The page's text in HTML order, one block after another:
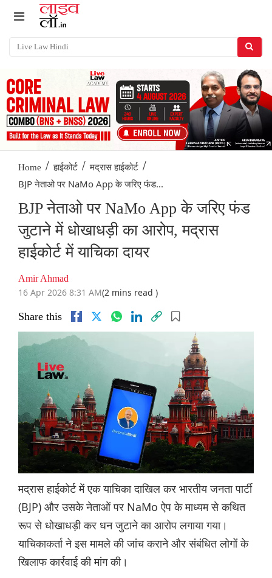
Home / हाईकोर्ट / मद्रास हाईकोर्ट /
BJP नेताओ पर NaMo App के जरिए फंड...
BJP नेताओ पर NaMo App के जरिए फंड
जुटाने में धोखाधड़ी का आरोप, मद्रास
हाईकोर्ट में याचिका दायर
Amir Ahmad
16 Apr 2026 8:31 AM(2 mins read )
Share this
मद्रास हाईकोर्ट में एक याचिका दाखिल कर भारतीय जनता पार्टी
(BJP) और उसके नेताओं पर NaMo ऐप के माध्यम से कथित
रूप से धोखाधड़ी कर धन जुटाने का आरोप लगाया गया।
याचिकाकर्ता ने इस मामले की जांच कराने और संबंधित लोगों के
खिलाफ कार्रवाई की मांग की।